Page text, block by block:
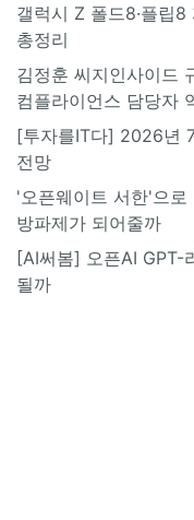
갤럭시 Z 폴드8·플립
총정리
김정훈 씨지인사이드
컴플라이언스 담당자
[투자를IT다] 2026년
전망
'오픈웨이트 서한'으로
방파제가 되어줄까
[AI써봄] 오픈AI GPT-
될까